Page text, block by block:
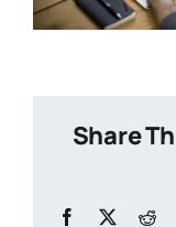
Share
Facebook
X